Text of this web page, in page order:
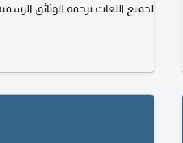
لجميع اللغات ترجمة الوثائق